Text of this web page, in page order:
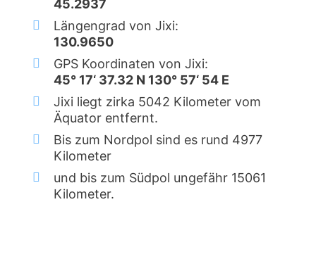
45.2937
Längengrad von Jixi:
130.9650
GPS Koordinaten von Jixi:
45° 17‘ 37.32 N 130° 57‘ 54 E
Jixi liegt zirka 5042 Kilometer vom
Äquator entfernt.
Bis zum Nordpol sind es rund 4977
Kilometer
und bis zum Südpol ungefähr 15061
Kilometer.